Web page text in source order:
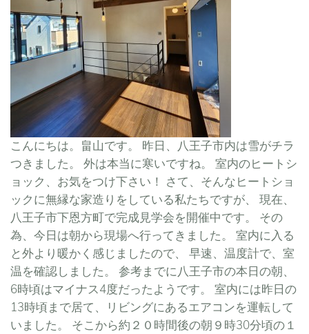
こんにちは。畠山です。 昨日、八王子市内は雪がチラ
つきました。 外は本当に寒いですね。 室内のヒートシ
ョック、お気をつけ下さい！ さて、そんなヒートショ
ックに無縁な家造りをしている私たちですが、 現在、
八王子市下恩方町で完成見学会を開催中です。 その
為、今日は朝から現場へ行ってきました。 室内に入る
と外より暖かく感じましたので、 早速、温度計で、室
温を確認しました。 参考までに八王子市の本日の朝、
6時頃はマイナス4度だったようです。 室内には昨日の
13時頃まで居て、リビングにあるエアコンを運転して
いました。 そこから約２０時間後の朝９時30分頃の１